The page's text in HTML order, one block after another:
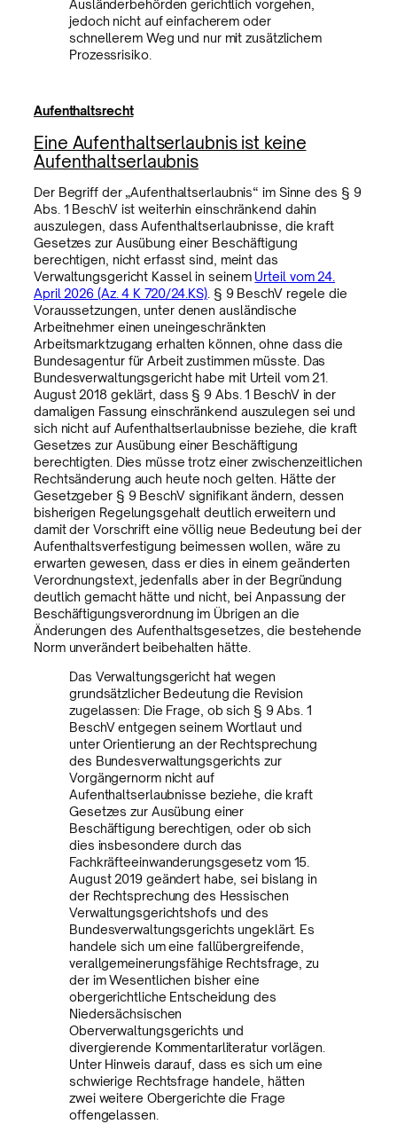
Ausländerbehörden gerichtlich vorgehen,
jedoch nicht auf einfacherem oder
schnellerem Weg und nur mit zusätzlichem
Prozessrisiko.
Aufenthaltsrecht
Eine Aufenthaltserlaubnis ist keine
Aufenthaltserlaubnis
Der Begriff der „Aufenthaltserlaubnis“ im Sinne des § 9
Abs. 1 BeschV ist weiterhin einschränkend dahin
auszulegen, dass Aufenthaltserlaubnisse, die kraft
Gesetzes zur Ausübung einer Beschäftigung
berechtigen, nicht erfasst sind, meint das
Verwaltungsgericht Kassel in seinem Urteil vom 24.
April 2026 (Az. 4 K 720/24.KS) . § 9 BeschV regele die
Voraussetzungen, unter denen ausländische
Arbeitnehmer einen uneingeschränkten
Arbeitsmarktzugang erhalten können, ohne dass die
Bundesagentur für Arbeit zustimmen müsste. Das
Bundesverwaltungsgericht habe mit Urteil vom 21.
August 2018 geklärt, dass § 9 Abs. 1 BeschV in der
damaligen Fassung einschränkend auszulegen sei und
sich nicht auf Aufenthaltserlaubnisse beziehe, die kraft
Gesetzes zur Ausübung einer Beschäftigung
berechtigten. Dies müsse trotz einer zwischenzeitlichen
Rechtsänderung auch heute noch gelten. Hätte der
Gesetzgeber § 9 BeschV signifikant ändern, dessen
bisherigen Regelungsgehalt deutlich erweitern und
damit der Vorschrift eine völlig neue Bedeutung bei der
Aufenthaltsverfestigung beimessen wollen, wäre zu
erwarten gewesen, dass er dies in einem geänderten
Verordnungstext, jedenfalls aber in der Begründung
deutlich gemacht hätte und nicht, bei Anpassung der
Beschäftigungsverordnung im Übrigen an die
Änderungen des Aufenthaltsgesetzes, die bestehende
Norm unverändert beibehalten hätte.
Das Verwaltungsgericht hat wegen
grundsätzlicher Bedeutung die Revision
zugelassen: Die Frage, ob sich § 9 Abs. 1
BeschV entgegen seinem Wortlaut und
unter Orientierung an der Rechtsprechung
des Bundesverwaltungsgerichts zur
Vorgängernorm nicht auf
Aufenthaltserlaubnisse beziehe, die kraft
Gesetzes zur Ausübung einer
Beschäftigung berechtigen, oder ob sich
dies insbesondere durch das
Fachkräfteeinwanderungsgesetz vom 15.
August 2019 geändert habe, sei bislang in
der Rechtsprechung des Hessischen
Verwaltungsgerichtshofs und des
Bundesverwaltungsgerichts ungeklärt. Es
handele sich um eine fallübergreifende,
verallgemeinerungsfähige Rechtsfrage, zu
der im Wesentlichen bisher eine
obergerichtliche Entscheidung des
Niedersächsischen
Oberverwaltungsgerichts und
divergierende Kommentarliteratur vorlägen.
Unter Hinweis darauf, dass es sich um eine
schwierige Rechtsfrage handele, hätten
zwei weitere Obergerichte die Frage
offengelassen.